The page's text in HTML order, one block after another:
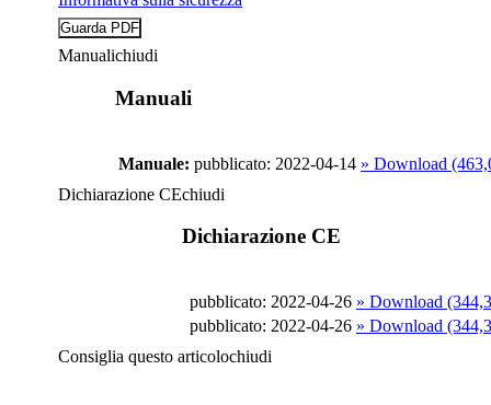
Manualichiudi
Manuali
Manuale: pubblicato: 2022-04-14 » Download
Dichiarazione CEchiudi
Dichiarazione CE
pubblicato: 2022-04-26 » Download
pubblicato: 2022-04-26 » Download
Consiglia questo articolochiudi